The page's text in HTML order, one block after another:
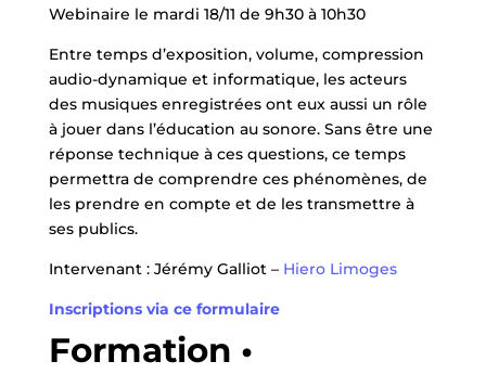
Webinaire le mardi 18/11 de 9h30 à 10h30
Entre temps d’exposition, volume, compression
audio-dynamique et informatique, les acteurs
des musiques enregistrées ont eux aussi un rôle
à jouer dans l’éducation au sonore. Sans être une
réponse technique à ces questions, ce temps
permettra de comprendre ces phénomènes, de
les prendre en compte et de les transmettre à
ses publics.
Intervenant : Jérémy Galliot – Hiero Limoges
Inscriptions via ce formulaire
Formation •